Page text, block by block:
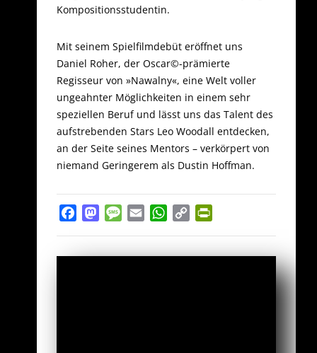
Kompositionsstudentin.
Mit seinem Spielfilmdebüt eröffnet uns
Daniel Roher, der Oscar©-prämierte
Regisseur von »Nawalny«, eine Welt voller
ungeahnter Möglichkeiten in einem sehr
speziellen Beruf und lässt uns das Talent des
aufstrebenden Stars Leo Woodall entdecken,
an der Seite seines Mentors – verkörpert von
niemand Geringerem als Dustin Hoffman.
FacebookMastodon
Message
Email WhatsApp
Copy